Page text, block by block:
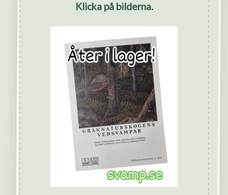
Klicka på bilderna.